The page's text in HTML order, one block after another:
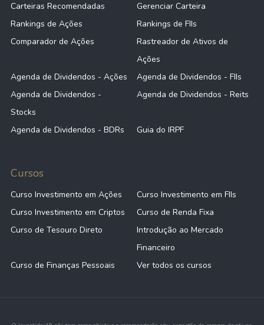
Carteiras Recomendadas
Gerenciar Carteira
Rankings de Ações
Rankings de FIIs
Comparador de Ações
Rastreador de Ativos de
Ações
Agenda de Dividendos - Ações
Agenda de Dividendos - FIIs
Agenda de Dividendos -
Stocks
Agenda de Dividendos - Reits
Agenda de Dividendos - BDRs Guia do IRPF
Cursos
Curso Investimento em Ações
Curso Investimento em FIIs
Curso Investimento em Criptos
Curso de Renda Fixa
Curso de Tesouro Direto
Introdução ao Mercado
Financeiro
Curso de Finanças Pessoais
Ver todos os cursos